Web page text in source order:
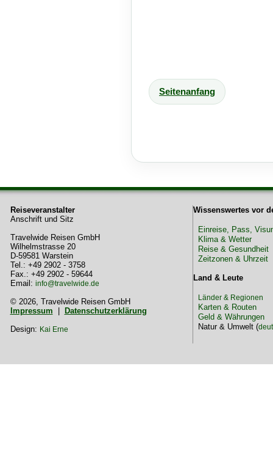
Seitenanfang
Reiseveranstalter
Anschrift und Sitz
Travelwide Reisen GmbH
Wilhelmstrasse 20
D-59581 Warstein
Tel.: +49 2902 - 3758
Fax.: +49 2902 - 59644
Email: info@travelwide.de
© 2026, Travelwide Reisen GmbH
Impressum | Datenschutzerklärung
Design: Kai Erne
Wissenswertes vor
Einreise, Pass,
Klima & Wetter
Reise & Gesundheit
Zeitzonen & Uhrzeit
Land & Leute
Länder & Regionen
Karten & Routen
Geld & Währungen
Natur & Umwelt (